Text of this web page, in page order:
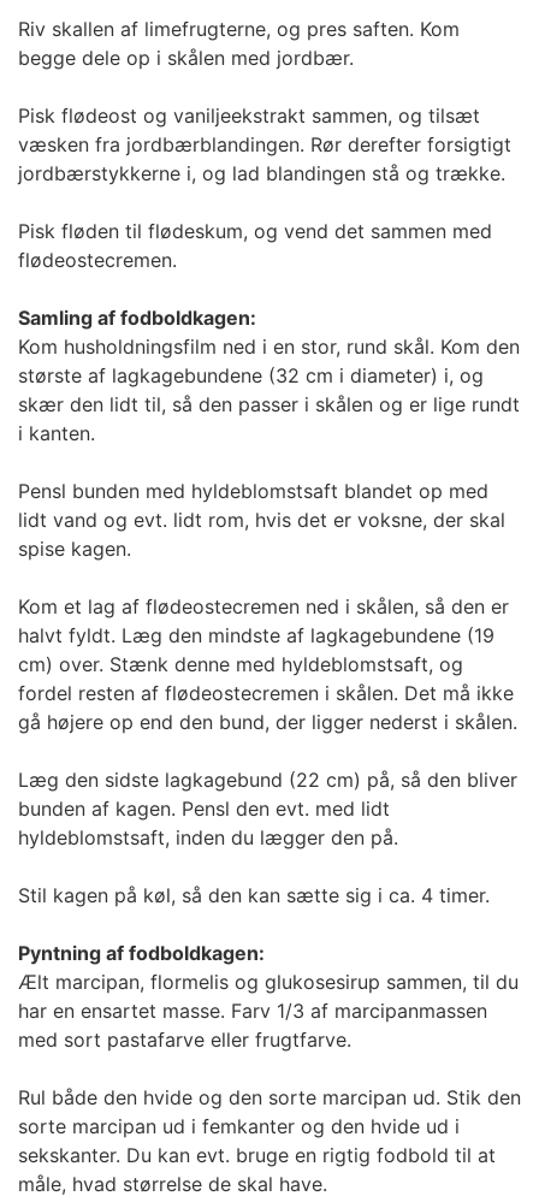
Riv skallen af limefrugterne, og pres saften. Kom
begge dele op i skålen med jordbær.
Pisk flødeost og vaniljeekstrakt sammen, og tilsæt
væsken fra jordbærblandingen. Rør derefter forsigtigt
jordbærstykkerne i, og lad blandingen stå og trække.
Pisk fløden til flødeskum, og vend det sammen med
flødeostecremen.
Samling af fodboldkagen:
Kom husholdningsfilm ned i en stor, rund skål. Kom den
største af lagkagebundene (32 cm i diameter) i, og
skær den lidt til, så den passer i skålen og er lige rundt
i kanten.
Pensl bunden med hyldeblomstsaft blandet op med
lidt vand og evt. lidt rom, hvis det er voksne, der skal
spise kagen.
Kom et lag af flødeostecremen ned i skålen, så den er
halvt fyldt. Læg den mindste af lagkagebundene (19
cm) over. Stænk denne med hyldeblomstsaft, og
fordel resten af flødeostecremen i skålen. Det må ikke
gå højere op end den bund, der ligger nederst i skålen.
Læg den sidste lagkagebund (22 cm) på, så den bliver
bunden af kagen. Pensl den evt. med lidt
hyldeblomstsaft, inden du lægger den på.
Stil kagen på køl, så den kan sætte sig i ca. 4 timer.
Pyntning af fodboldkagen:
Ælt marcipan, flormelis og glukosesirup sammen, til du
har en ensartet masse. Farv 1/3 af marcipanmassen
med sort pastafarve eller frugtfarve.
Rul både den hvide og den sorte marcipan ud. Stik den
sorte marcipan ud i femkanter og den hvide ud i
sekskanter. Du kan evt. bruge en rigtig fodbold til at
måle, hvad størrelse de skal have.